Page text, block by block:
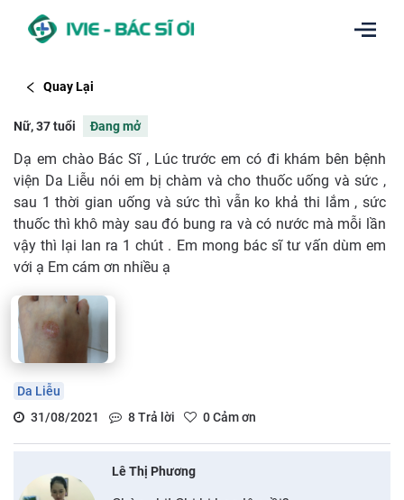
Quay Lại
Nữ, 37 tuổi Đang mở
Dạ em chào Bác Sĩ , Lúc trước em có đi khám bên bệnh
viện Da Liễu nói em bị chàm và cho thuốc uống và sức ,
sau 1 thời gian uống và sức thì vẫn ko khả thi lắm , sức
thuốc thì khô mày sau đó bung ra và có nước mà mỗi lần
vậy thì lại lan ra 1 chút . Em mong bác sĩ tư vấn dùm em
với ạ Em cám ơn nhiều ạ
Da Liễu
31/08/2021
8Trả lời 0Cảm ơn
Lê Thị Phương